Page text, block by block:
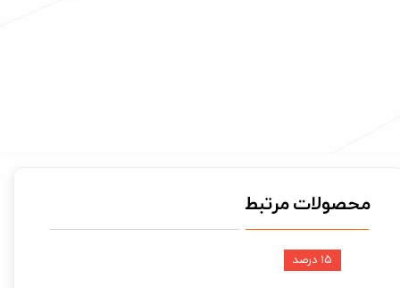
محصولات مرتبط
۱۵ درصد